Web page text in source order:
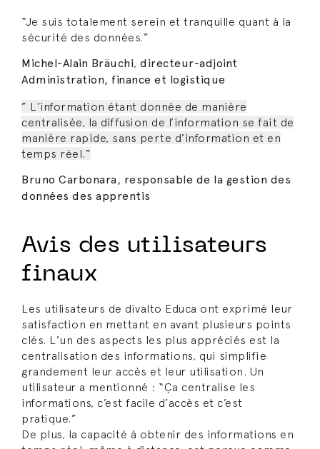
“Je suis totalement serein et tranquille quant à la
sécurité des données.”
Michel-Alain Bräuchi, directeur-adjoint
Administration, finance et logistique
” L’information étant donnée de manière
centralisée, la diffusion de l’information se fait de
manière rapide, sans perte d’information et en
temps réel.”
Bruno Carbonara, responsable de la gestion des
données des apprentis
Avis des utilisateurs
finaux
Les utilisateurs de divalto Educa ont exprimé leur
satisfaction en mettant en avant plusieurs points
clés. L’un des aspects les plus appréciés est la
centralisation des informations, qui simplifie
grandement leur accès et leur utilisation. Un
utilisateur a mentionné : “Ça centralise les
informations, c’est facile d’accès et c’est
pratique.”
De plus, la capacité à obtenir des informations en